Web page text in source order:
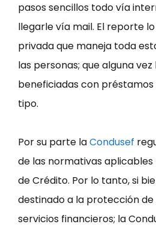
pasos sencillos todo vía
llegarle vía mail. El reporte
privada que maneja toda
las personas; que alguna vez
beneficiadas con
tipo.
Por su parte laCondusef
de las normativas
de Crédito. Por lo tanto, si
destinado a la protección de
servicios financieros; la